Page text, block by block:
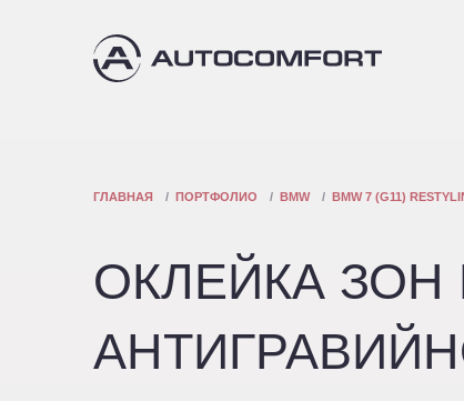
ГЛАВНАЯ ПОРТФОЛИО BMW BMW 7 (G11)
ОКЛЕЙКА ЗОН